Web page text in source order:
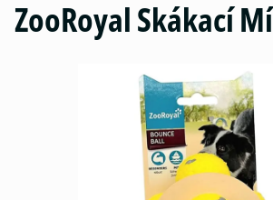
ZooRoyal Skákací